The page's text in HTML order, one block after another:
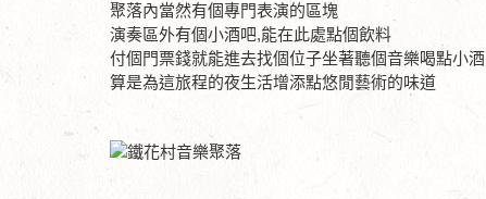
聚落內當然有個專門表演的區塊
演奏區外有個小酒吧,能在此處點個飲料
付個門票錢就能進去找個位子坐著聽個音樂喝點小酒
算是為這旅程的夜生活增添點悠閒藝術的味道